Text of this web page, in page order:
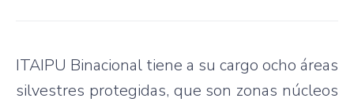
ITAIPU Binacional tiene a su cargo ocho áreas
silvestres protegidas, que son zonas núcleos